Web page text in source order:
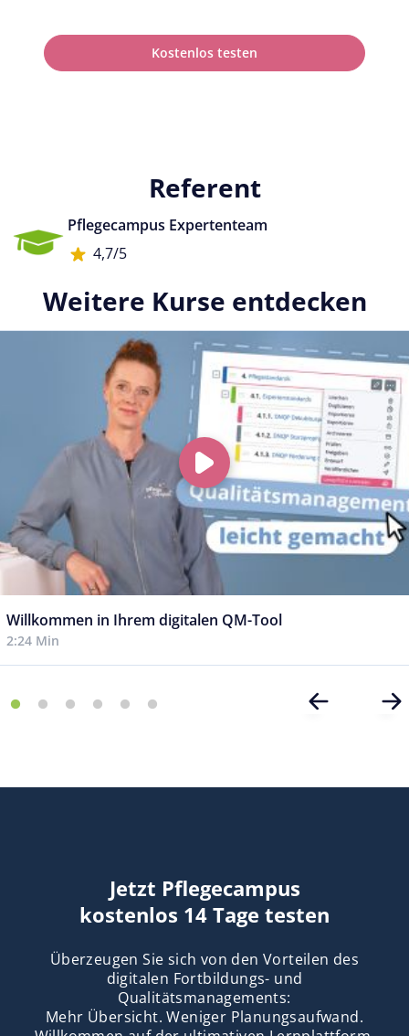
Kostenlos testen
Referent
Pflegecampus Expertenteam
4,7/5
Weitere Kurse entdecken
Willkommen in Ihrem digitalen QM-Tool
2:24 Min
Jetzt Pflegecampus
kostenlos 14 Tage testen
Überzeugen Sie sich von den Vorteilen des
digitalen Fortbildungs- und
Qualitätsmanagements:
Mehr Übersicht. Weniger Planungsaufwand.